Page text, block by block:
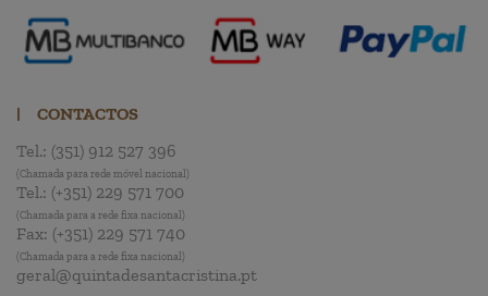
|
CONTACTOS
Tel.: (351) 912 527 396
(Chamada para rede móvel nacional)
Tel.: (+351) 229 571 700
(Chamada para a rede fixa nacional)
Fax: (+351) 229 571 740
(Chamada para a rede fixa nacional)
geral@quintadesantacristina.pt